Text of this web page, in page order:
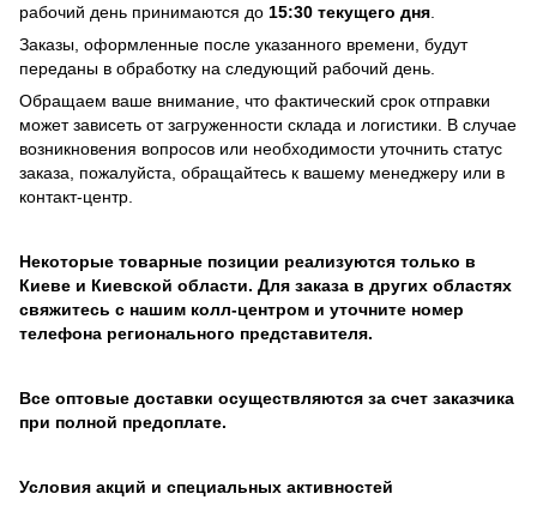
рабочий день принимаются до 15:30 текущего дня
Заказы, оформленные после указанного времени, будут
переданы в обработку на следующий рабочий день.
Обращаем ваше внимание, что фактический срок отправки
может зависеть от загруженности склада и логистики. В случае
возникновения вопросов или необходимости уточнить статус
заказа, пожалуйста, обращайтесь к вашему менеджеру или в
контакт-центр.
Некоторые товарные позиции реализуются только в
Киеве и Киевской области. Для заказа в других областях
свяжитесь с нашим колл-центром и уточните номер
телефона регионального представителя.
Все оптовые доставки осуществляются за счет заказчика
при полной предоплате.
Условия акций и специальных активностей